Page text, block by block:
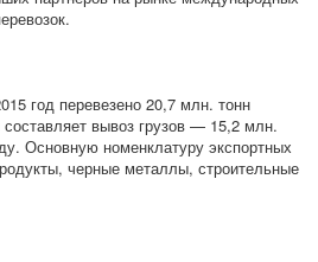
год перевезено 20,7 млн. тонн
вывоз грузов — 15,2 млн.
Основную номенклатуру экспортных
черные металлы, строительные